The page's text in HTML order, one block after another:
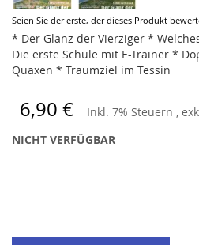
Seien Sie der erste, der dieses Produkt
* Der Glanz der Vierziger *
Die erste Schule mit E-Trainer *
Quaxen * Traumziel im Tessin
6,90 € Inkl. 7% Steuern ,
NICHT VERFÜGBAR
Zum
Anfang
der
Bildergalerie
springen